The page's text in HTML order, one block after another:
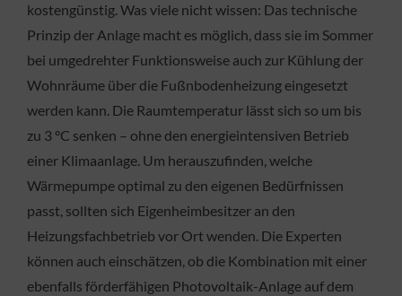
kostengünstig. Was viele nicht wissen: Das technische
Prinzip der Anlage macht es möglich, dass sie im Sommer
bei umgedrehter Funktionsweise auch zur Kühlung der
Wohnräume über die Fußnbodenheizung eingesetzt
werden kann. Die Raumtemperatur lässt sich so um bis
zu 3 °C senken – ohne den energieintensiven Betrieb
einer Klimaanlage. Um herauszufinden, welche
Wärmepumpe optimal zu den eigenen Bedürfnissen
passt, sollten sich Eigenheimbesitzer an den
Heizungsfachbetrieb vor Ort wenden. Die Experten
können auch einschätzen, ob die Kombination mit einer
ebenfalls förderfähigen Photovoltaik-Anlage auf dem